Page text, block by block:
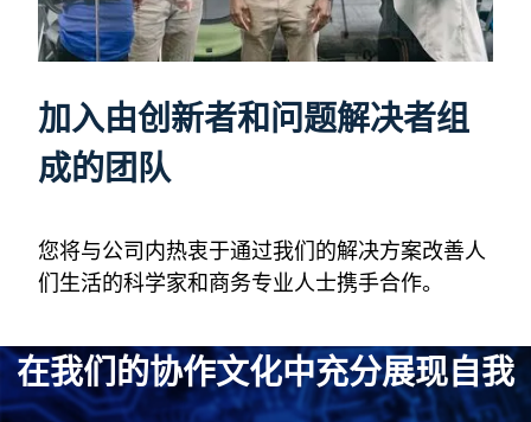
加入由创新者和问题解决者组
成的团队
您将与公司内热衷于通过我们的解决方案改善人
们生活的科学家和商务专业人士携手合作。
在我们的协作文化中充分展现自我